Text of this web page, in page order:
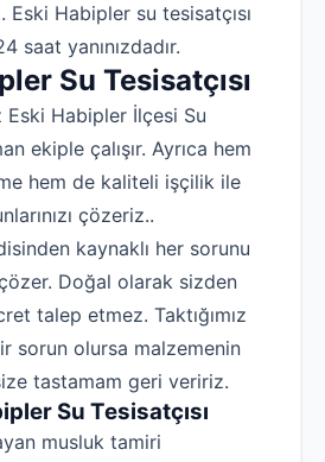
Eski Habipler su tesisatçısı
saat yanınızdadır.
Su Tesisatçısı
Eski Habipler İlçesi Su
ekiple çalışır. Ayrıca hem
hem de kaliteli işçilik ile
çözeriz..
kaynaklı her sorunu
Doğal olarak sizden
talep etmez. Taktığımız
sorun olursa malzemenin
tastamam geri veririz.
Su Tesisatçısı
musluk tamiri